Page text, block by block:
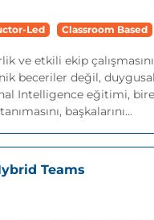
Led Classroom Based
ve etkili ekip
beceriler değil,
Intelligence eğitimi,
başkalarını...
Teams